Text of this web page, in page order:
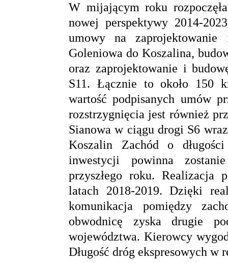
W mijającym roku
nowej perspektywy 2014-
umowy na
Goleniowa do Koszalina,
oraz zaprojektowanie i
S11. Łącznie to około 150
wartość podpisanych umów
rozstrzygnięcia jest również
Sianowa w ciągu drogi S6
Koszalin Zachód o
inwestycji powinna
przyszłego roku. Realizacja
latach 2018-2019. Dzięki
komunikacja pomiędzy
obwodnicę zyska drugie
województwa. Kierowcy
Długość dróg ekspresowych